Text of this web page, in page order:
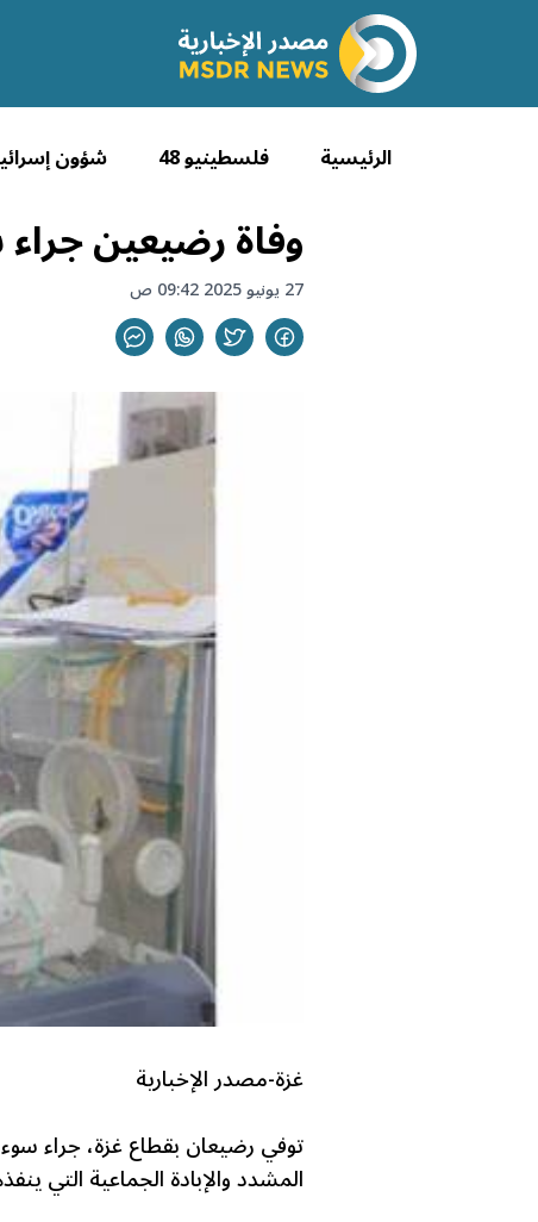
الرئيسية فلسطينيو 48 شؤون
وفاة رضيعين
27 يونيو 2025 09:42 ص
غزة-مصدر الإخبارية
توفي رضيعان بقطاع غزة، جراء
المشدد والإبادة الجماعية التي